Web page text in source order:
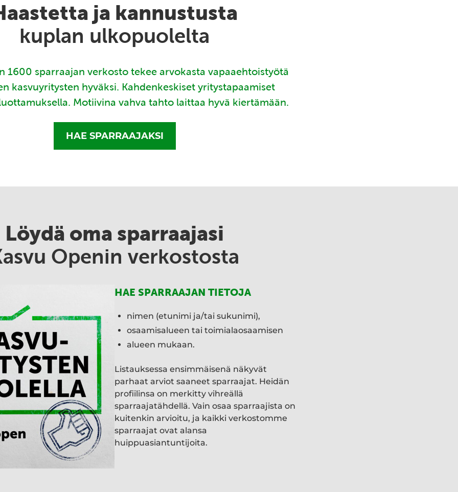
ja kannustusta
kuplan ulkopuolelta
1600 sparraajan verkosto tekee arvokasta vapaaehtoistyötä
kasvuyritysten hyväksi. Kahdenkeskiset yritystapaamiset
Motiivina vahva tahto laittaa hyvä kiertämään.
HAE SPARRAAJAKSI
Löydä oma sparraajasi
Openin verkostosta
HAE SPARRAAJAN TIETOJA
nimen (etunimi ja/tai sukunimi),
osaamisalueen tai toimialaosaamisen
alueen mukaan.
Listauksessa ensimmäisenä näkyvät
parhaat arviot saaneet sparraajat. Heidän
profiilinsa on merkitty vihreällä
sparraajatähdellä. Vain osaa sparraajista on
kuitenkin arvioitu, ja kaikki verkostomme
sparraajat ovat alansa
huippuasiantuntijoita.